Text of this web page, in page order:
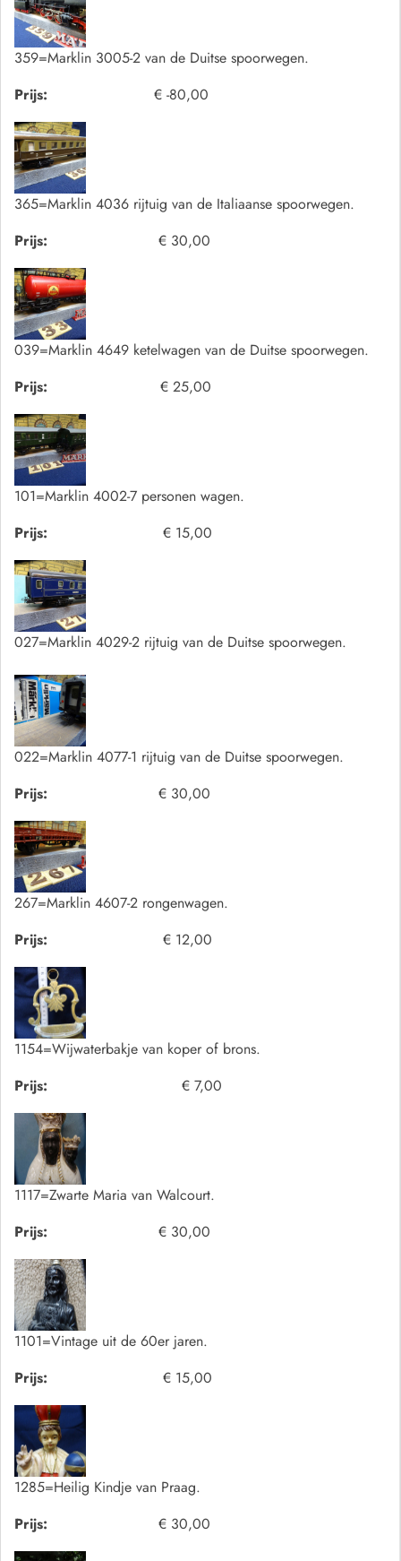
359=Marklin 3005-2 van de Duitse spoorwegen.
Prijs:
€ -80,00
365=Marklin 4036 rijtuig van de Italiaanse spoorwegen.
Prijs:
€ 30,00
039=Marklin 4649 ketelwagen van de Duitse spoorwegen.
Prijs:
€ 25,00
101=Marklin 4002-7 personen wagen.
Prijs:
€ 15,00
027=Marklin 4029-2 rijtuig van de Duitse spoorwegen.
022=Marklin 4077-1 rijtuig van de Duitse spoorwegen.
Prijs:
€ 30,00
267=Marklin 4607-2 rongenwagen.
Prijs:
€ 12,00
1154=Wijwaterbakje van koper of brons.
Prijs:
€ 7,00
1117=Zwarte Maria van Walcourt.
Prijs:
€ 30,00
1101=Vintage uit de 60er jaren.
Prijs:
€ 15,00
1285=Heilig Kindje van Praag.
Prijs:
€ 30,00